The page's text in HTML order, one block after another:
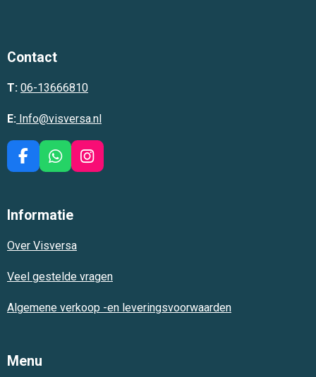
Contact
T: 06-13666810
E: Info@visversa.nl
F
a
b
o
W
h
s
p
I
n
m
Informatie
Over Visversa
Veel gestelde vragen
Algemene verkoop -en leveringsvoorwaarden
Menu